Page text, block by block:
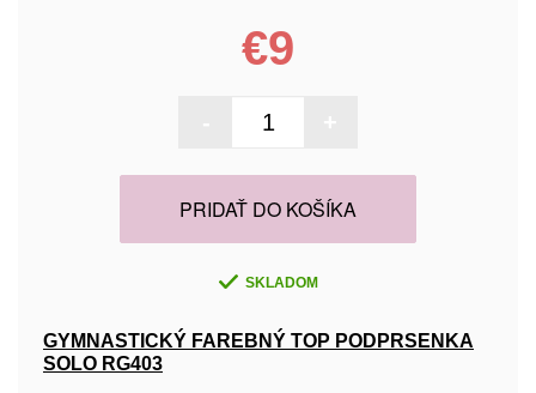
€9
PRIDAŤ DO KOŠÍKA
SKLADOM
GYMNASTICKÝ FAREBNÝ TOP PODPRSENKA
SOLO RG403